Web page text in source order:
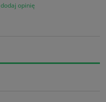
dodaj opinię